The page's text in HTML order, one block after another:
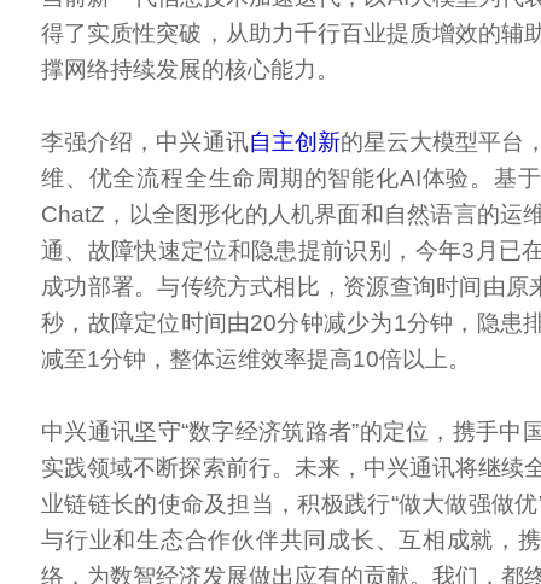
得了实质性突破，从助力千行百业提质增效的辅
撑网络持续发展的核心能力。
李强介绍，中兴通讯自主创新的星云大模型平台
维、优全流程全生命周期的智能化AI体验。基
ChatZ，以全图形化的人机界面和自然语言的运
通、故障快速定位和隐患提前识别，今年3月已
成功部署。与传统方式相比，资源查询时间由原
秒，故障定位时间由20分钟减少为1分钟，隐患
减至1分钟，整体运维效率提高10倍以上。
中兴通讯坚守“数字经济筑路者”的定位，携手中
实践领域不断探索前行。未来，中兴通讯将继续
业链链长的使命及担当，积极践行“做大做强做
与行业和生态合作伙伴共同成长、互相成就，
络，为数智经济发展做出应有的贡献。我们，都